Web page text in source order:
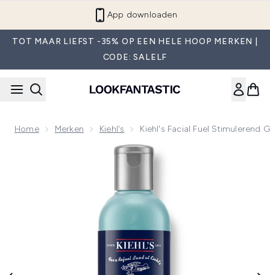
App downloaden
TOT MAAR LIEFST -35% OP EEN HELE HOOP MERKEN |
CODE: SALELF
Home Merken Kiehl's Kiehl's Facial Fuel Stimulerend
Now showing image 1 Kiehl's Facial Fuel Energizing Face